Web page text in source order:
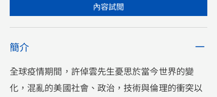
內容試閲
簡介
全球疫情期間，許倬雲先生憂思於當今世界的變
化，混亂的美國社會、政治，技術與倫理的衝突以